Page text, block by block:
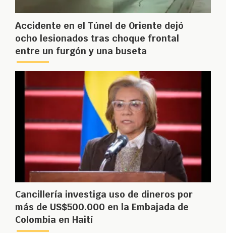
Accidente en el Túnel de Oriente dejó
ocho lesionados tras choque frontal
entre un furgón y una buseta
Cancillería investiga uso de dineros por
más de US$500.000 en la Embajada de
Colombia en Haití